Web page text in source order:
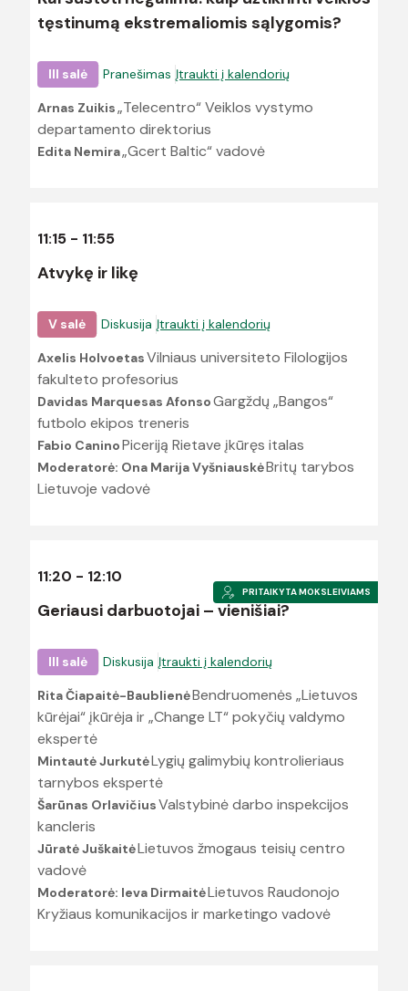
tęstinumą ekstremaliomis sąlygomis?
III salė Pranešimas Įtraukti į kalendorių
Arnas Zuikis„Telecentro“ Veiklos vystymo
departamento direktorius
Edita Nemira„Gcert Baltic“ vadovė
11:15 - 11:55
Atvykę ir likę
V salė Diskusija Įtraukti į kalendorių
Axelis HolvoetasVilniaus universiteto Filologijos
fakulteto profesorius
Davidas Marquesas AfonsoGargždų „Bangos“
futbolo ekipos treneris
Fabio CaninoPiceriją Rietave įkūręs italas
Moderatorė: Ona Marija VyšniauskėBritų tarybos
Lietuvoje vadovė
11:20 - 12:10
Geriausi darbuotojai – vienišiai?
III salė Diskusija Įtraukti į kalendorių
Rita Čiapaitė-BaublienėBendruomenės „Lietuvos
kūrėjai“ įkūrėja ir „Change LT“ pokyčių valdymo
ekspertė
Mintautė JurkutėLygių galimybių kontrolieriaus
tarnybos ekspertė
Šarūnas OrlavičiusValstybinė darbo inspekcijos
kancleris
Jūratė JuškaitėLietuvos žmogaus teisių centro
vadovė
Moderatorė: Ieva DirmaitėLietuvos Raudonojo
Kryžiaus komunikacijos ir marketingo vadovė
PRITAIKYTA MOKSLEIVIAMS